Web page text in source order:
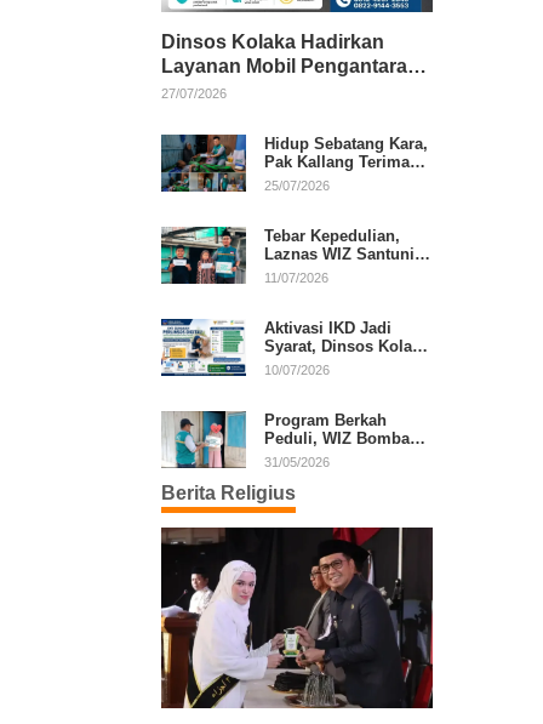
Dinsos Kolaka Hadirkan
Layanan Mobil Pengantaran
Gratis bagi Pasien Penerima
27/07/2026
Hidup Sebatang Kara,
Pak Kallang Terima
Bantuan dari Laznas
25/07/2026
Tebar Kepedulian,
Laznas WIZ Santuni
Anak Yatim dan
11/07/2026
Aktivasi IKD Jadi
Syarat, Dinsos Kolaka
Sosialisasikan
10/07/2026
Program Berkah
Peduli, WIZ Bombana
Bantu Lansia dan
31/05/2026
Berita Religius